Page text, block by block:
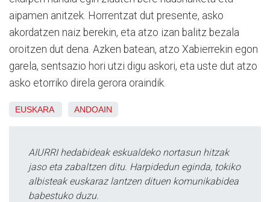
aipamen anitzek. Horrentzat dut presente, asko
akordatzen naiz berekin, eta atzo izan balitz bezala
oroitzen dut dena. Azken batean, atzo Xabierrekin egon
garela, sentsazio hori utzi digu askori, eta uste dut atzo
asko etorriko direla gerora oraindik.
EUSKARA ANDOAIN
AIURRI hedabideak eskualdeko nortasun hitzak
jaso eta zabaltzen ditu. Harpidedun eginda, tokiko
albisteak euskaraz lantzen dituen komunikabidea
babestuko duzu.